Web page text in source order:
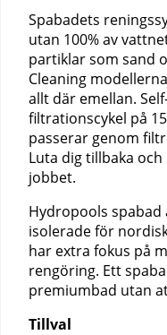
Spabadets
utan 100% av
partiklar som sand
Cleaning
allt där emellan.
filtrationscykel på
passerar genom
Luta dig tillbaka
jobbet.
Hydropools spabad
isolerade för
har extra fokus på
rengöring. Ett
premiumbad utan
Tillval